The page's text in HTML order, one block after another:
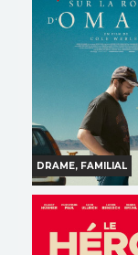
Horaires et
Bande-
TOUT PUBLIC
DRAME, FAMILIAL
Horaires et